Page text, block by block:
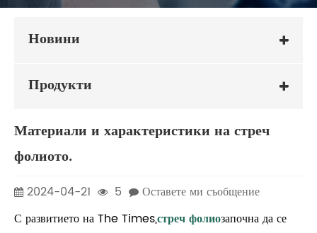
Новини
Продукти
Материали и характеристики на стреч
фолиото.
2024-04-21 5
Оставете ми съобщение
С развитието на The Times,стреч фолиозапочна да се